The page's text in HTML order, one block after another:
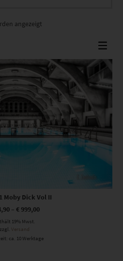
angezeigt
Moby Dick Vol II
– € 999,00
19% Mwst.
zzgl. Versand
ca. 10 Werktage